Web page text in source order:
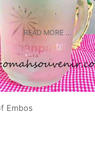
Embos
READ MORE ...